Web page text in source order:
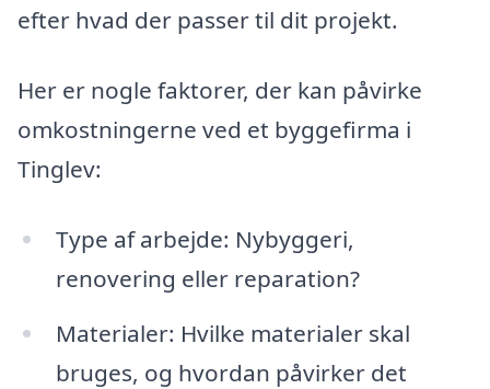
efter hvad der passer til dit projekt.
Her er nogle faktorer, der kan påvirke
omkostningerne ved et byggefirma i
Tinglev:
Type af arbejde: Nybyggeri,
renovering eller reparation?
Materialer: Hvilke materialer skal
bruges, og hvordan påvirker det